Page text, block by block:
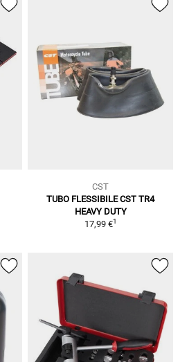
CST
TUBO FLESSIBILE CST TR4
HEAVY DUTY
17,99 €1